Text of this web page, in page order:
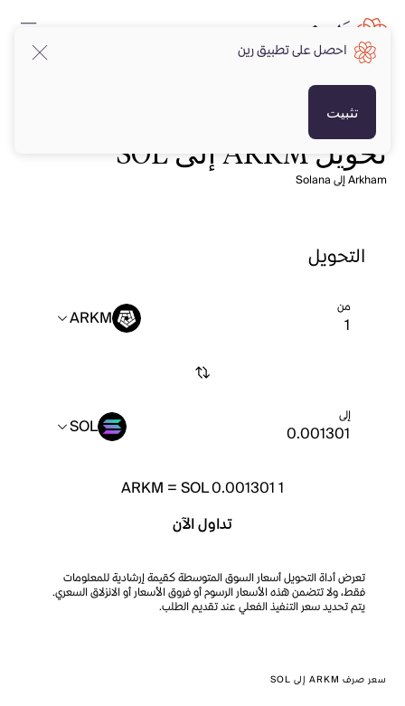
تحويل ARKM إلى SOL
Arkham إلى Solana
التحويل
من ARKM
إلى SOL
1
ARKM =SOL 0.001301
تداول الآن
تعرض أداة التحويل أسعار السوق المتوسطة كقيمة إرشادية للمعلومات
فقط، ولا تتضمن هذه الأسعار الرسوم أو فروق الأسعار أو الانزلاق السعري.
يتم تحديد سعر التنفيذ الفعلي عند تقديم الطلب.
سعر صرف ARKM إلى SOL
احصل على تطبيق رين
تثبيت